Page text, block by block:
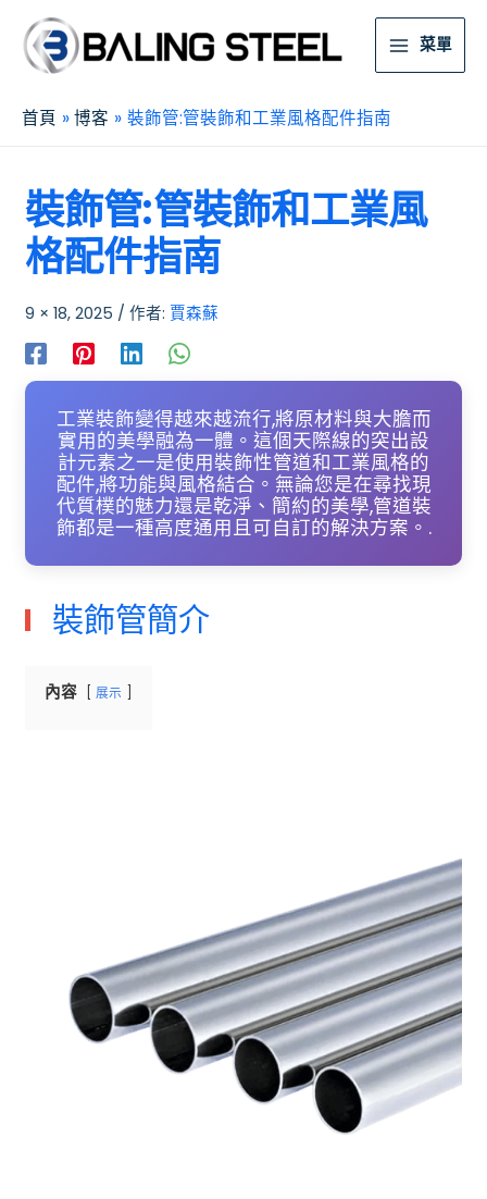
菜單
首頁 博客 裝飾管:管裝飾和工業風格配件指南
裝飾管:管裝飾和工業風
格配件指南
9 × 18, 2025 / 作者: 賈森蘇
工業裝飾變得越來越流行,將原材料與大膽而
實用的美學融為一體。這個天際線的突出設
計元素之一是使用裝飾性管道和工業風格的
配件,將功能與風格結合。無論您是在尋找現
代質樸的魅力還是乾淨、簡約的美學,管道裝
飾都是一種高度通用且可自訂的解決方案。.
裝飾管簡介
內容 展示